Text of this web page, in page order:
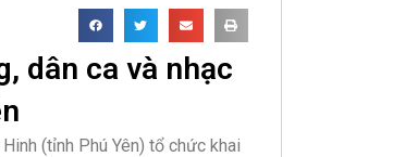
m
dân ca và nhạc
(tỉnh Phú Yên) tổ chức khai